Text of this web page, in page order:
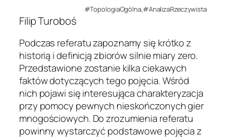
#TopologiaOgólna,#AnalizaRzeczywista
Filip Turoboś
Podczas referatu zapoznamy się krótko z
historią i definicją zbiorów silnie miary zero.
Przedstawione zostanie kilka ciekawych
faktów dotyczących tego pojęcia. Wśród
nich pojawi się interesująca charakteryzacja
przy pomocy pewnych nieskończonych gier
mnogościowych. Do zrozumienia referatu
powinny wystarczyć podstawowe pojęcia z